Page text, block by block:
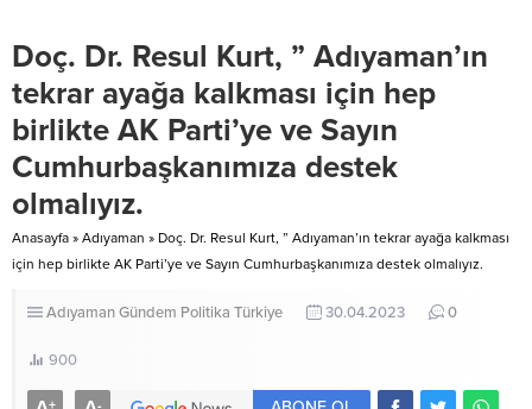
aldı. Genel Müdür Deniz Varol
liderliğindeki havalimanı
yöneticileri, fuarda turizmcilerle
bir araya gelerek 2025 sezonuna
dair yenilikleri ve sunulacak
hizmetleri paylaştı. Deniz Varol,
Doç. Dr. Resul Kurt, ” Adıyaman’ın
tekrar ayağa kalkması için hep
birlikte AK Parti’ye ve Sayın
Cumhurbaşkanımıza destek
olmalıyız.
Anasayfa » Adıyaman » Doç. Dr. Resul Kurt, ” Adıyaman’ın tekrar ayağa kalkması
için hep birlikte AK Parti’ye ve Sayın Cumhurbaşkanımıza destek olmalıyız.
AdıyamanGündem Politika Türkiye 30.04.2023 0
900
+ -